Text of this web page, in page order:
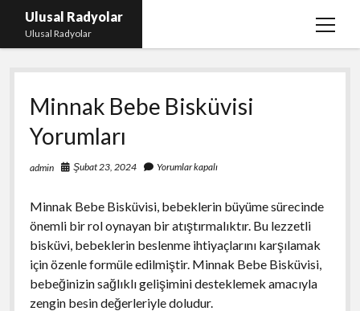
Ulusal Radyolar
Ulusal Radyolar
menüyü
Ana Başlık: Discord Instagram Botu
Instagram Beğeni Kazanma Ücretsiz
Liste
Sayfa Listesi
Minnak Bebe Bisküvisi
Yorumları
admin Şubat 23, 2024 Yorumlar kapalı
Minnak Bebe Bisküvisi, bebeklerin büyüme sürecinde
önemli bir rol oynayan bir atıştırmalıktır. Bu lezzetli
bisküvi, bebeklerin beslenme ihtiyaçlarını karşılamak
için özenle formüle edilmiştir. Minnak Bebe Bisküvisi,
bebeğinizin sağlıklı gelişimini desteklemek amacıyla
zengin besin değerleriyle doludur.